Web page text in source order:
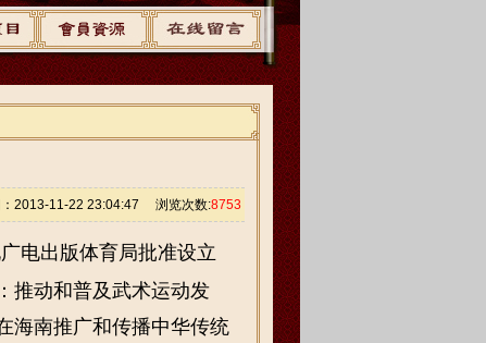
：2013-11-22 23:04:47 浏览次数:8753
电出版体育局批准设立
推动和普及武术运动发
海南推广和传播中华传统